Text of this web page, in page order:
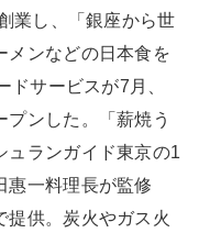
業し、「銀座から世
メンなどの日本食を
サービスが7月、
ンした。「薪焼う
ランガイド東京の1
一料理長が監修
提供。炭火やガス火